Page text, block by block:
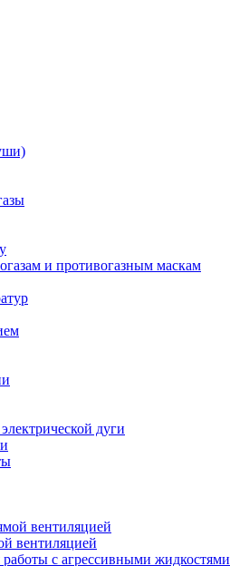
и противогазным маскам
дуги
вентиляцией
вентиляцией
с агрессивными жидкостями